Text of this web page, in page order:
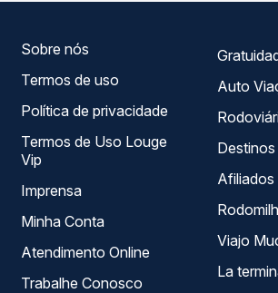
Sobre nós
Termos de uso
Política de privacidade
Termos de Uso Louge
Vip
Imprensa
Minha Conta
Atendimento Online
Trabalhe Conosco
Auto
Destinos
Afiliados
Viajo